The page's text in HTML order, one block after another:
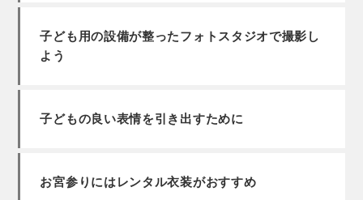
子ども用の設備が整ったフォトスタジオで撮影し
よう
子どもの良い表情を引き出すために
お宮参りにはレンタル衣装がおすすめ